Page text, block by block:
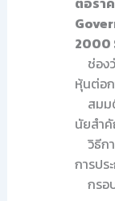
2000
ช่อง
หุ้นต่อ
สมม
นัยสำ
วิธีก
การปร
กรอ